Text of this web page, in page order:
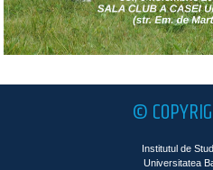
©
Institutul de
Universitatea